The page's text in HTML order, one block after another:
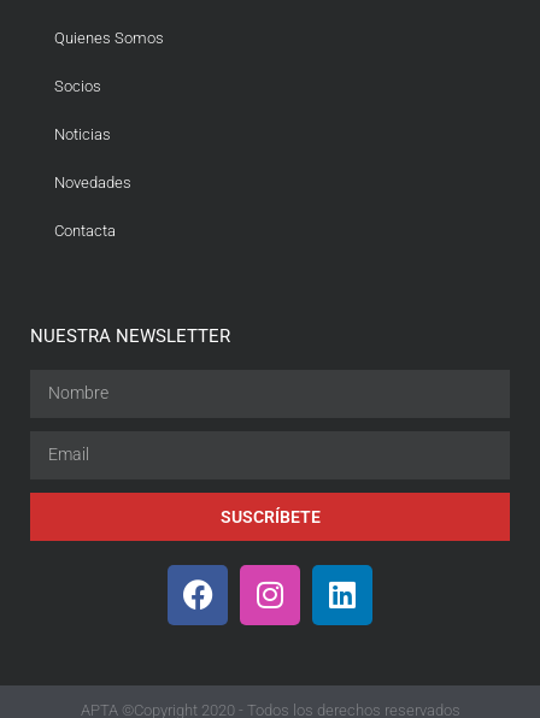
Quienes Somos
Socios
Noticias
Novedades
Contacta
NUESTRA NEWSLETTER
SUSCRÍBETE
APTA ©Copyright 2020 - Todos los derechos reservados